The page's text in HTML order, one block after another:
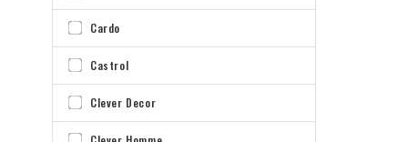
Cardo
Castrol
Clever Decor